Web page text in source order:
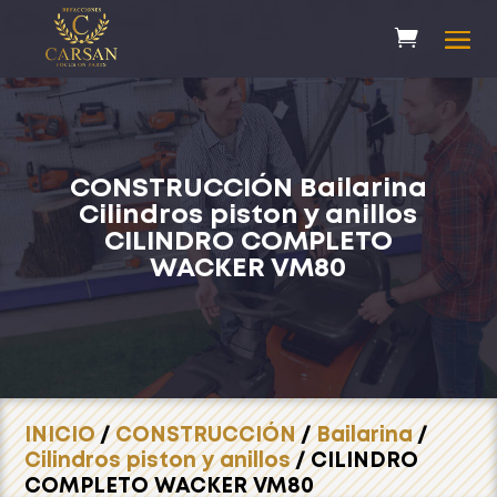
CONSTRUCCIÓN Bailarina
Cilindros piston y anillos
CILINDRO COMPLETO
WACKER VM80
INICIO/CONSTRUCCIÓN/Bailarina/
Cilindros piston y anillos/ CILINDRO
COMPLETO WACKER VM80